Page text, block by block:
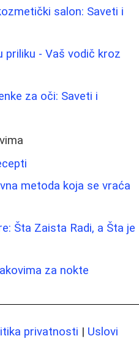
salon: Saveti i
priliku - Vaš vodič kroz
za oči: Saveti i
metoda koja se vraća
Šta Zaista Radi, a Šta je
za nokte
privatnosti | Uslovi